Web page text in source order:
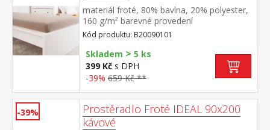
materiál froté, 80% bavlna, 20% polyester,
160 g/m² barevné provedení
ořechová savé, odolné, stálobarevné,
obšito gumou pro matrace do výšky 25
cm pratelné do 40 °C
Kód produktu: B20090101
Skladem > 5 ks
399 Kč s DPH
-39% 659 Kč **
-39%
Prostěradlo Froté IDEAL 90x200
kávové